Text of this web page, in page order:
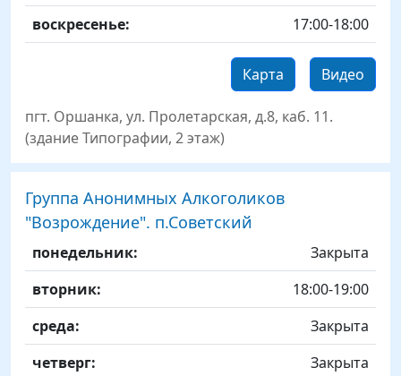
воскресенье:
17:00-18:00
Видео
Карта
пгт. Оршанка, ул. Пролетарская, д.8, каб. 11.
(здание Типографии, 2 этаж)
Группа Анонимных Алкоголиков
"Возрождение". п.Советский
понедельник:
Закрыта
вторник:
18:00-19:00
среда:
Закрыта
четверг:
Закрыта